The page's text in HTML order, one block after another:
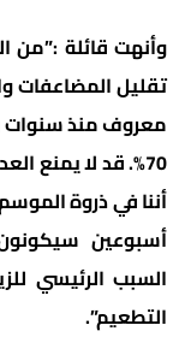
وأنهت قائلة :”من
تقليل المضاعفات
70%. قد لا يمنع
أننا في ذروة
أسبوعين
السبب الرئيسي
التطعيم”.